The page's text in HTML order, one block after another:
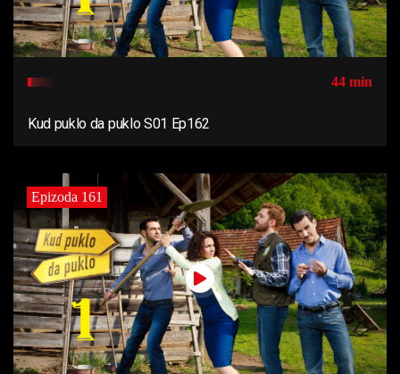
44 min
Kud puklo da puklo S01 Ep162
Epizoda 161